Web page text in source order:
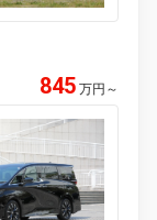
845 万円 ～